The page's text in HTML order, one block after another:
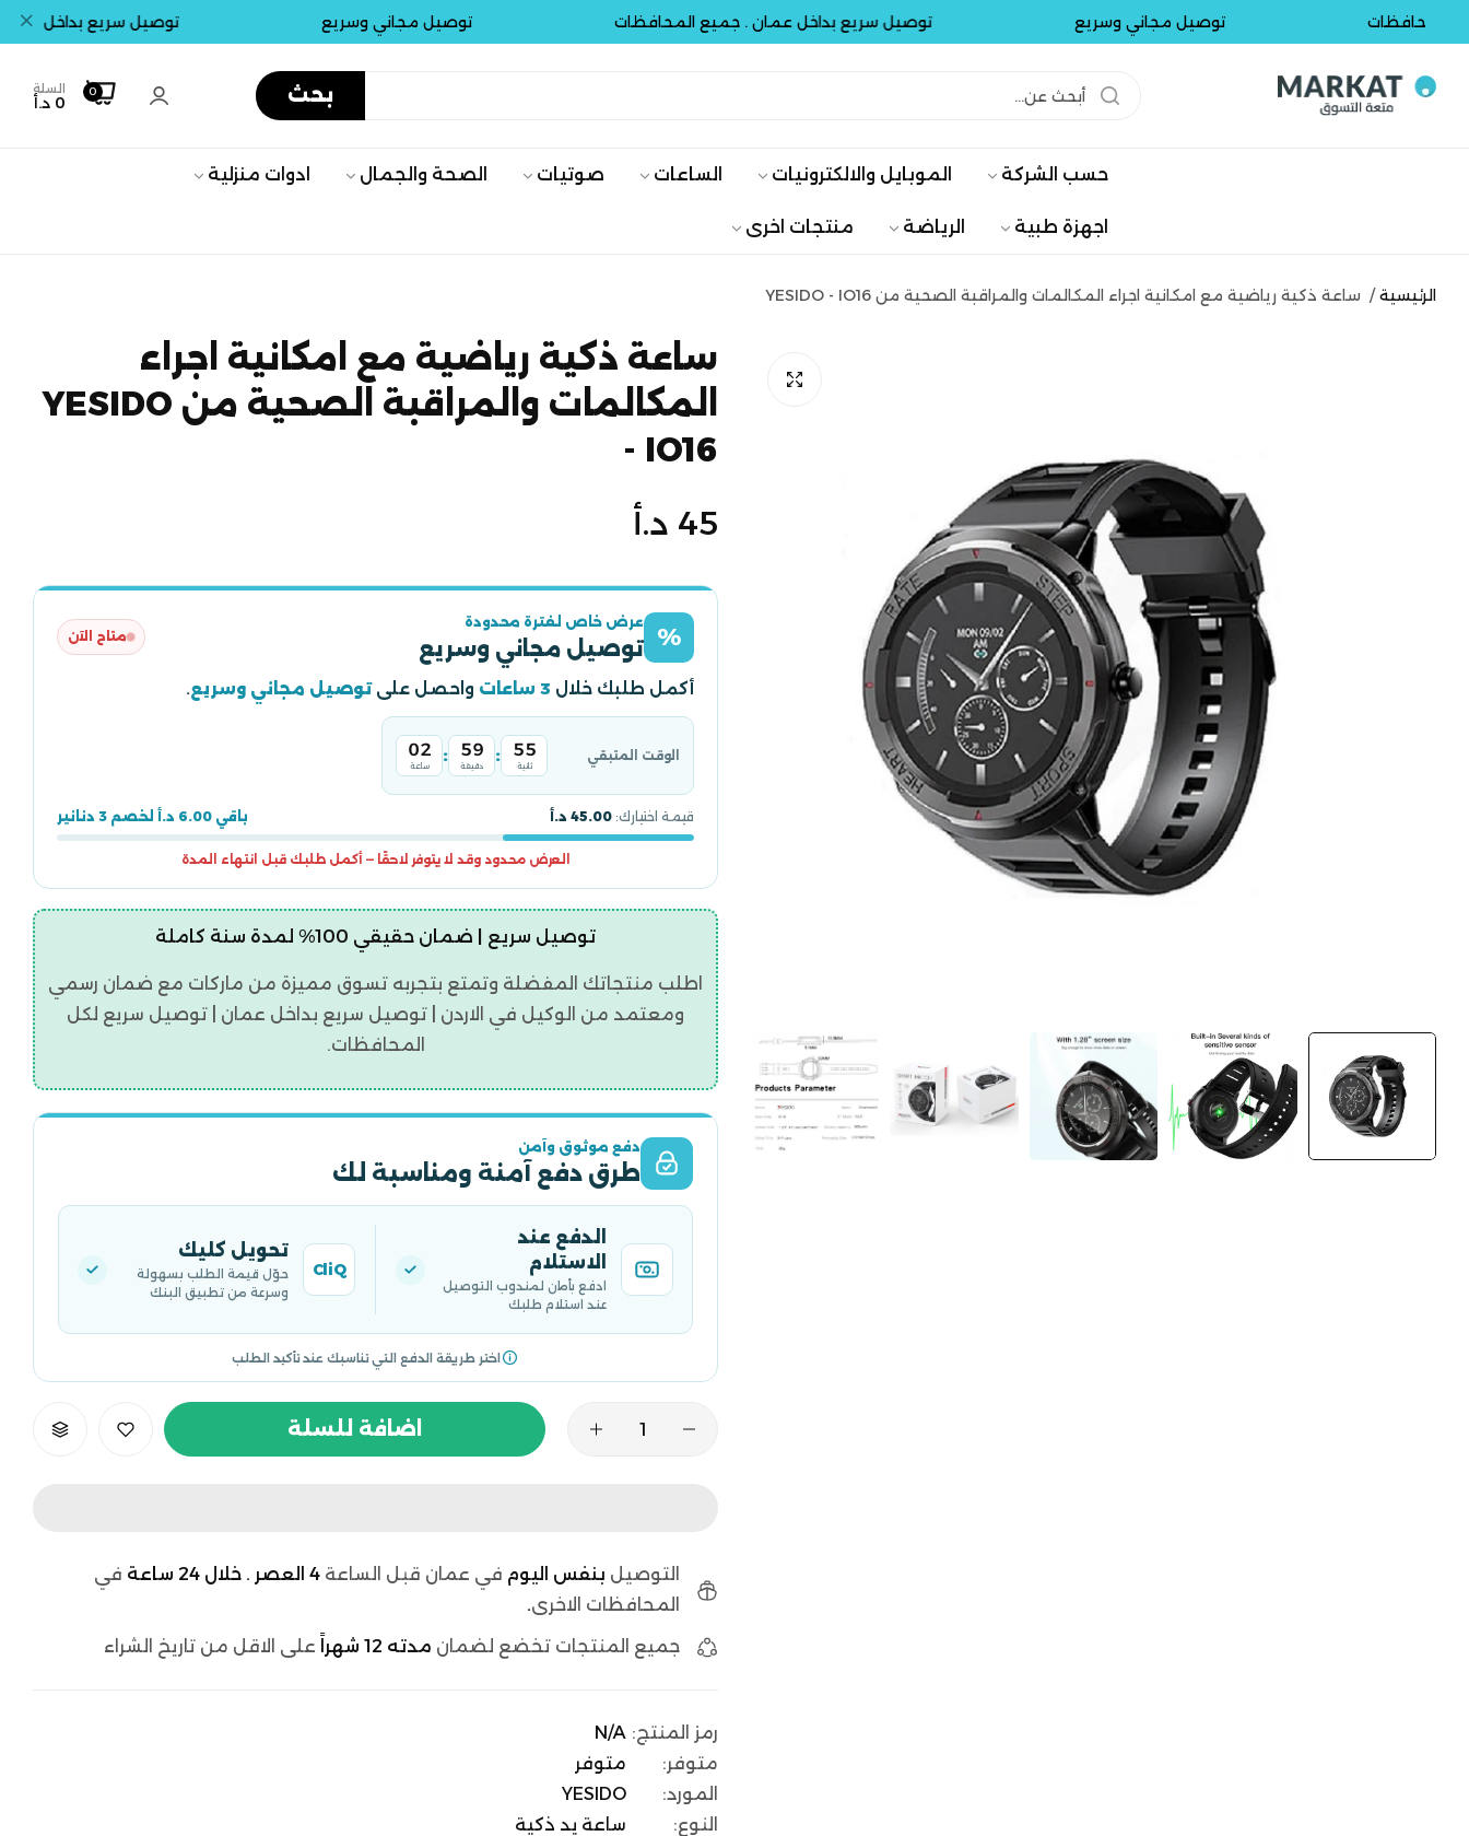
توصيل مجاني وسريع توصيل سريع بداخل عمان . جميع المحافظات توصيل مجاني وسريع توصيل سريع بداخل عمان .
بحث السلة
0 د.أ
0
حسب الشركة الموبايل والالكترونيات الساعات صوتيات الصحة والجمال ادوات منزلية
اجهزة طبية الرياضة منتجات اخرى
الرئيسية / ساعة ذكية رياضية مع امكانية اجراء المكالمات والمراقبة الصحية من YESIDO - IO16
ساعة ذكية رياضية مع امكانية اجراء
المكالمات والمراقبة الصحية من YESIDO
- IO16
السعر
الأصلي
45 د.أ
%
عرض خاص لفترة محدودة
توصيل مجاني وسريع متاح الآن
أكمل طلبك خلال 3 ساعات واحصل علىتوصيل مجاني وسريع.
الوقت المتبقي 02
ساعة
: 59
دقيقة
: 54
ثانية
قيمة اختيارك: 45.00 د.أ باقي 6.00 د.أ لخصم 3 دنانير
العرض محدود وقد لا يتوفر لاحقًا — أكمل طلبك قبل انتهاء المدة
توصيل سريع | ضمان حقيقي 100% لمدة سنة كاملة
اطلب منتجاتك المفضلة وتمتع بتجربه تسوق مميزة من ماركات مع ضمان رسمي
ومعتمد من الوكيل في الاردن | توصيل سريع بداخل عمان | توصيل سريع لكل
المحافظات.
دفع موثوق وآمن
طرق دفع آمنة ومناسبة لك
الدفع عند
الاستلام
ادفع بأمان لمندوب التوصيل
عند استلام طلبك
CliQ
تحويل كليك
حوّل قيمة الطلب بسهولة
وسرعة من تطبيق البنك
اختر طريقة الدفع التي تناسبك عند تأكيد الطلب
اضافة للسلة
التوصيل بنفس اليوم في عمان قبل الساعة
في
المحافظات الاخرى.
جميع المنتجات تخضع لضمان مدته 12 شهراً على الاقل من تاريخ الشراء
رمز المنتج: N/A
متوفر:
متوفر
المورد:
YESIDO
النوع:
ساعة يد ذكية